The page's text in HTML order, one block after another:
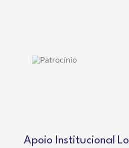
Apoio Institucional